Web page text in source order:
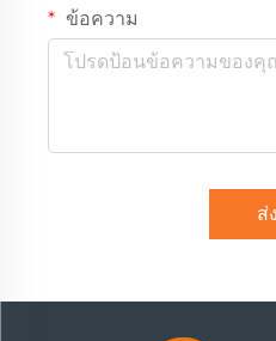
ข้อความ
ส่ง